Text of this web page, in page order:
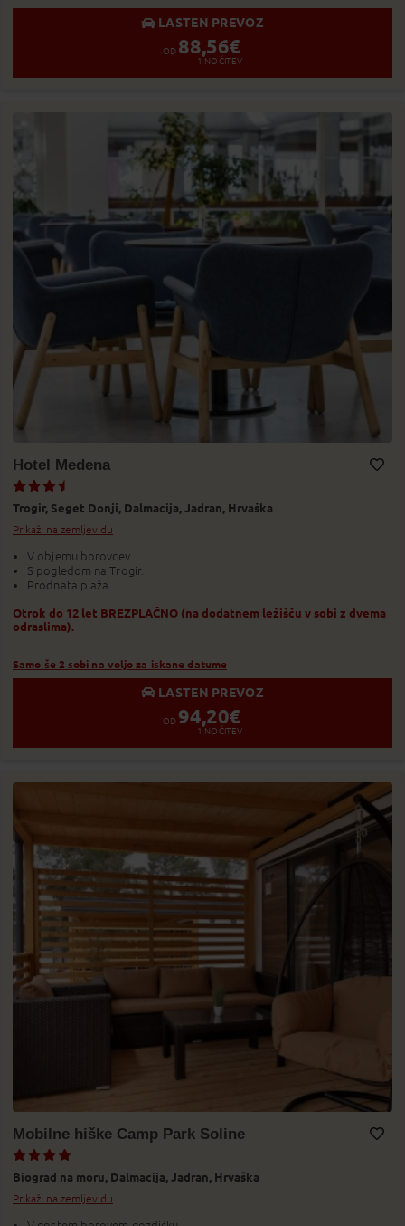
LASTEN PREVOZ
OD 88,56€
1 NOČITEV
Hotel Medena
Trogir, Seget Donji, Dalmacija, Jadran, Hrvaška
Prikaži na zemljevidu
V objemu borovcev.
S pogledom na Trogir.
Prodnata plaža.
Otrok do 12 let BREZPLAČNO (na dodatnem ležišču v sobi z dvema
odraslima).
Samo še 2 sobi na voljo za iskane datume
LASTEN PREVOZ
OD 94,20€
1 NOČITEV
Mobilne hiške Camp Park Soline
Biograd na moru, Dalmacija, Jadran, Hrvaška
Prikaži na zemljevidu